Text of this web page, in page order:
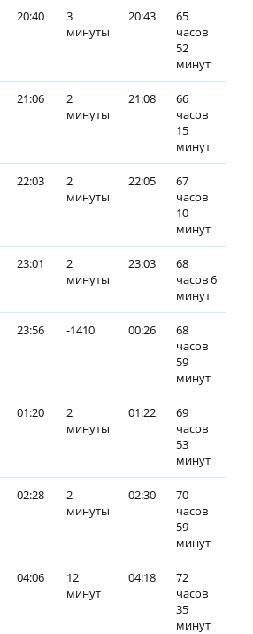
20:40
3
минуты
20:43
65
часов
52
минут
21:06
2
минуты
21:08
66
часов
15
минут
22:03
2
минуты
22:05
67
часов
10
минут
23:01
2
минуты
23:03
68
часов 6
минут
23:56 -1410 00:26
68
часов
59
минут
01:20
2
минуты
01:22
69
часов
53
минут
02:28
2
минуты
02:30
70
часов
59
минут
04:06
12
минут
04:18
72
часов
35
минут